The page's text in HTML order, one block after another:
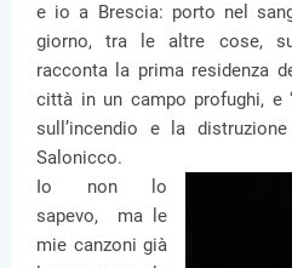
e io a Brescia: porto nel
giorno, tra le altre cose,
racconta la prima residenza
città in un campo profughi, e
sull’incendio e la
Salonicco.
Io non lo
sapevo, ma le
mie canzoni già